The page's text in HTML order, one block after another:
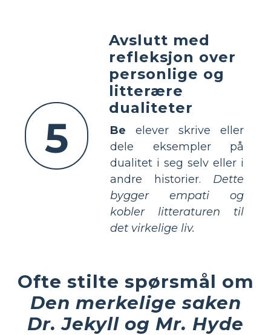
5
Avslutt med
refleksjon over
personlige og
litterære
dualiteter
Be elever skrive eller
dele eksempler på
dualitet i seg selv eller i
andre historier. Dette
bygger empati og
kobler litteraturen til
det virkelige liv.
Ofte stilte spørsmål om
Den merkelige saken
Dr. Jekyll og Mr. Hyde